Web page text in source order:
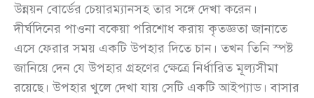
উন্নয়ন বোর্ডের চেয়ারম্যানসহ তার সঙ্গে দেখা করেন।
দীর্ঘদিনের পাওনা বকেয়া পরিশোধ করায় কৃতজ্ঞতা জানাতে
এসে ফেরার সময় একটি উপহার দিতে চান। তখন তিনি স্পষ্ট
জানিয়ে দেন যে উপহার গ্রহণের ক্ষেত্রে নির্ধারিত মূল্যসীমা
রয়েছে। উপহার খুলে দেখা যায় সেটি একটি আইপ্যাড। বাসার